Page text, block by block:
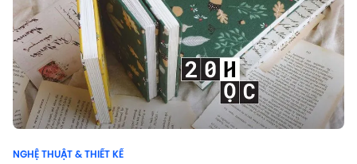
NGHỆ THUẬT & THIẾT KẾ